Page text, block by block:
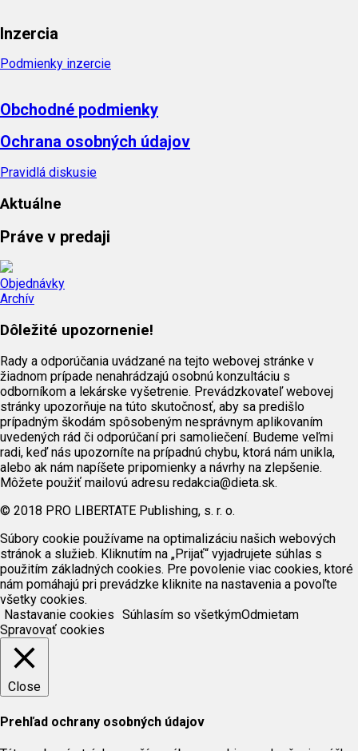
Inzercia
Podmienky inzercie
Obchodné podmienky
Ochrana osobných údajov
Pravidlá diskusie
Aktuálne
Práve v predaji
Objednávky
Archív
Dôležité upozornenie!
Rady a odporúčania uvádzané na tejto webovej stránke v
žiadnom prípade nenahrádzajú osobnú konzultáciu s
odborníkom a lekárske vyšetrenie. Prevádzkovateľ webovej
stránky upozorňuje na túto skutočnosť, aby sa predišlo
prípadným škodám spôsobeným nesprávnym aplikovaním
uvedených rád či odporúčaní pri samoliečení. Budeme veľmi
radi, keď nás upozorníte na prípadnú chybu, ktorá nám unikla,
alebo ak nám napíšete pripomienky a návrhy na zlepšenie.
Môžete použiť mailovú adresu redakcia@dieta.sk.
© 2018 PRO LIBERTATE Publishing, s. r. o.
Súbory cookie používame na optimalizáciu našich webových
stránok a služieb. Kliknutím na „Prijať“ vyjadrujete súhlas s
použitím základných cookies. Pre povolenie viac cookies, ktoré
nám pomáhajú pri prevádzke kliknite na nastavenia a povoľte
všetky cookies.
Nastavanie cookies Súhlasím so všetkýmOdmietam
Spravovať cookies
Close
Prehľad ochrany osobných údajov